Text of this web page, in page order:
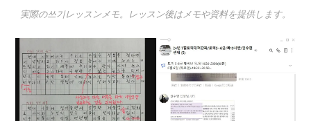
実際の쓰기レッスンメモ。レッスン後はメモや資料を提供します。